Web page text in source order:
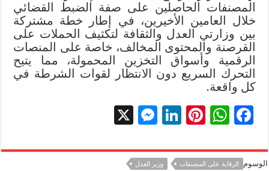
المصنفات الحاصلين على صفة الضبط القضائي
خلال العامين الأخيرين، في إطار خطة مشتركة
بين وزارتي العدل والثقافة لتكثيف الحملات على
القرصنة والمحتوى المخالف، خاصة على المنصات
الرقمية وأسواق التخزين المحمولة، مما يتيح
التحرك السريع دون الانتظار لقوات الشرطة في
كل واقعة.
F
e
W
at
Pi
er
Li
k
M
se
الوسوم الرقابة على المصنفات
وزير العدل